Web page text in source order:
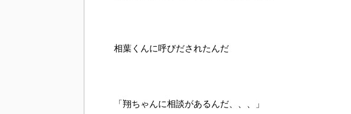
相葉くんに呼びだされたんだ
「翔ちゃんに相談があるんだ、、、」